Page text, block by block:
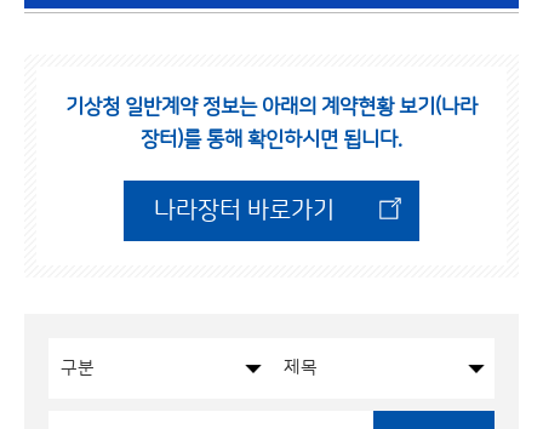
기상청 일반계약 정보는 아래의 계약현황 보기(나라
장터)를 통해 확인하시면 됩니다.
나라장터 바로가기